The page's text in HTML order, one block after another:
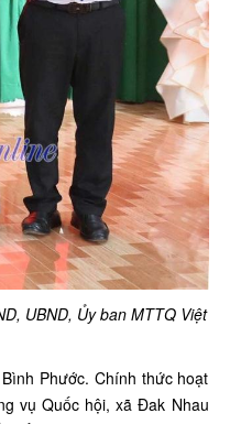
UBND, Ủy ban MTTQ Việt
Phước. Chính thức hoạt
vụ Quốc hội, xã Đak Nhau